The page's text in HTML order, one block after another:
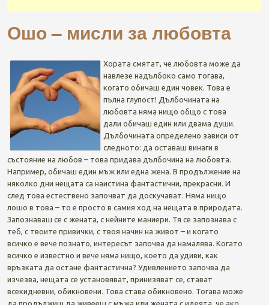
Ошо – мисли за любовта
Хората смятат, че любовта може да
навлезе надълбоко само тогава,
когато обичаш един човек. Това е
пълна глупост! Дълбочината на
любовта няма нищо общо с това
дали обичаш един или двама души.
Дълбочината определено зависи от
следното: да оставаш винаги в
състояние на любов – това придава дълбочина на любовта.
Например, обичаш един мъж или една жена. В продължение на
няколко дни нещата са наистина фантастични, прекрасни. И
след това естествено започват да доскучават. Няма нищо
лошо в това – то е просто в самия ход на нещата в природата.
Запознаваш се с жената, с нейните маниери. Тя се запознава с
теб, с твоите привички, с твоя начин на живот – и когато
всичко е вече познато, интересът започва да намалява. Когато
всичко е известно и вече няма нищо, което да удиви, как
връзката да остане фантастична? Удивлението започва да
изчезва, нещата се установяват, принизяват се, стават
всекидневни, обикновени. Това става обикновено. Тогава може